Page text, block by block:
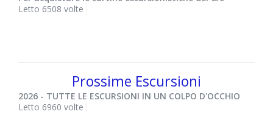
Letto 6508 volte
Prossime Escursioni
2026 - TUTTE LE ESCURSIONI IN UN COLPO D'OCCHIO
Letto 6960 volte